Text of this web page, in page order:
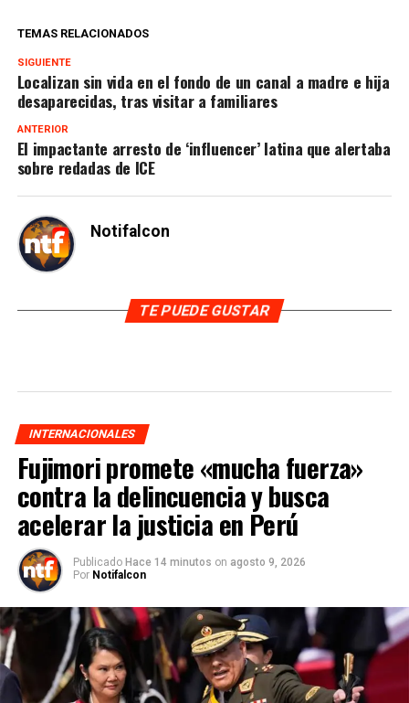
TEMAS RELACIONADOS
SIGUIENTE
Localizan sin vida en el fondo de un canal a madre e hija
desaparecidas, tras visitar a familiares
ANTERIOR
El impactante arresto de ‘influencer’ latina que alertaba
sobre redadas de ICE
Notifalcon
TE PUEDE GUSTAR
INTERNACIONALES
Fujimori promete «mucha fuerza»
contra la delincuencia y busca
acelerar la justicia en Perú
Publicado Hace 14 minutos on agosto 9, 2026
Por Notifalcon